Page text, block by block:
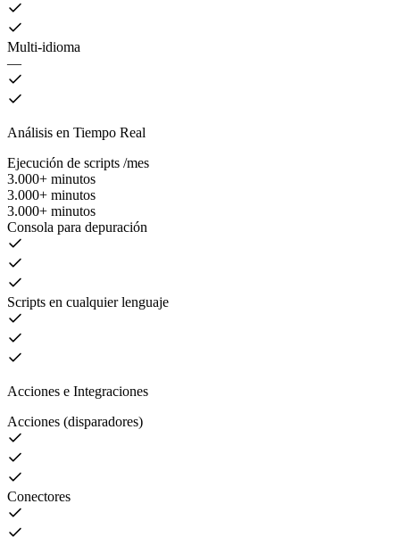
Multi-idioma
—
Análisis en Tiempo Real
Ejecución de scripts /mes
3.000+ minutos
3.000+ minutos
3.000+ minutos
Consola para depuración
Scripts en cualquier lenguaje
Acciones e Integraciones
Acciones (disparadores)
Conectores